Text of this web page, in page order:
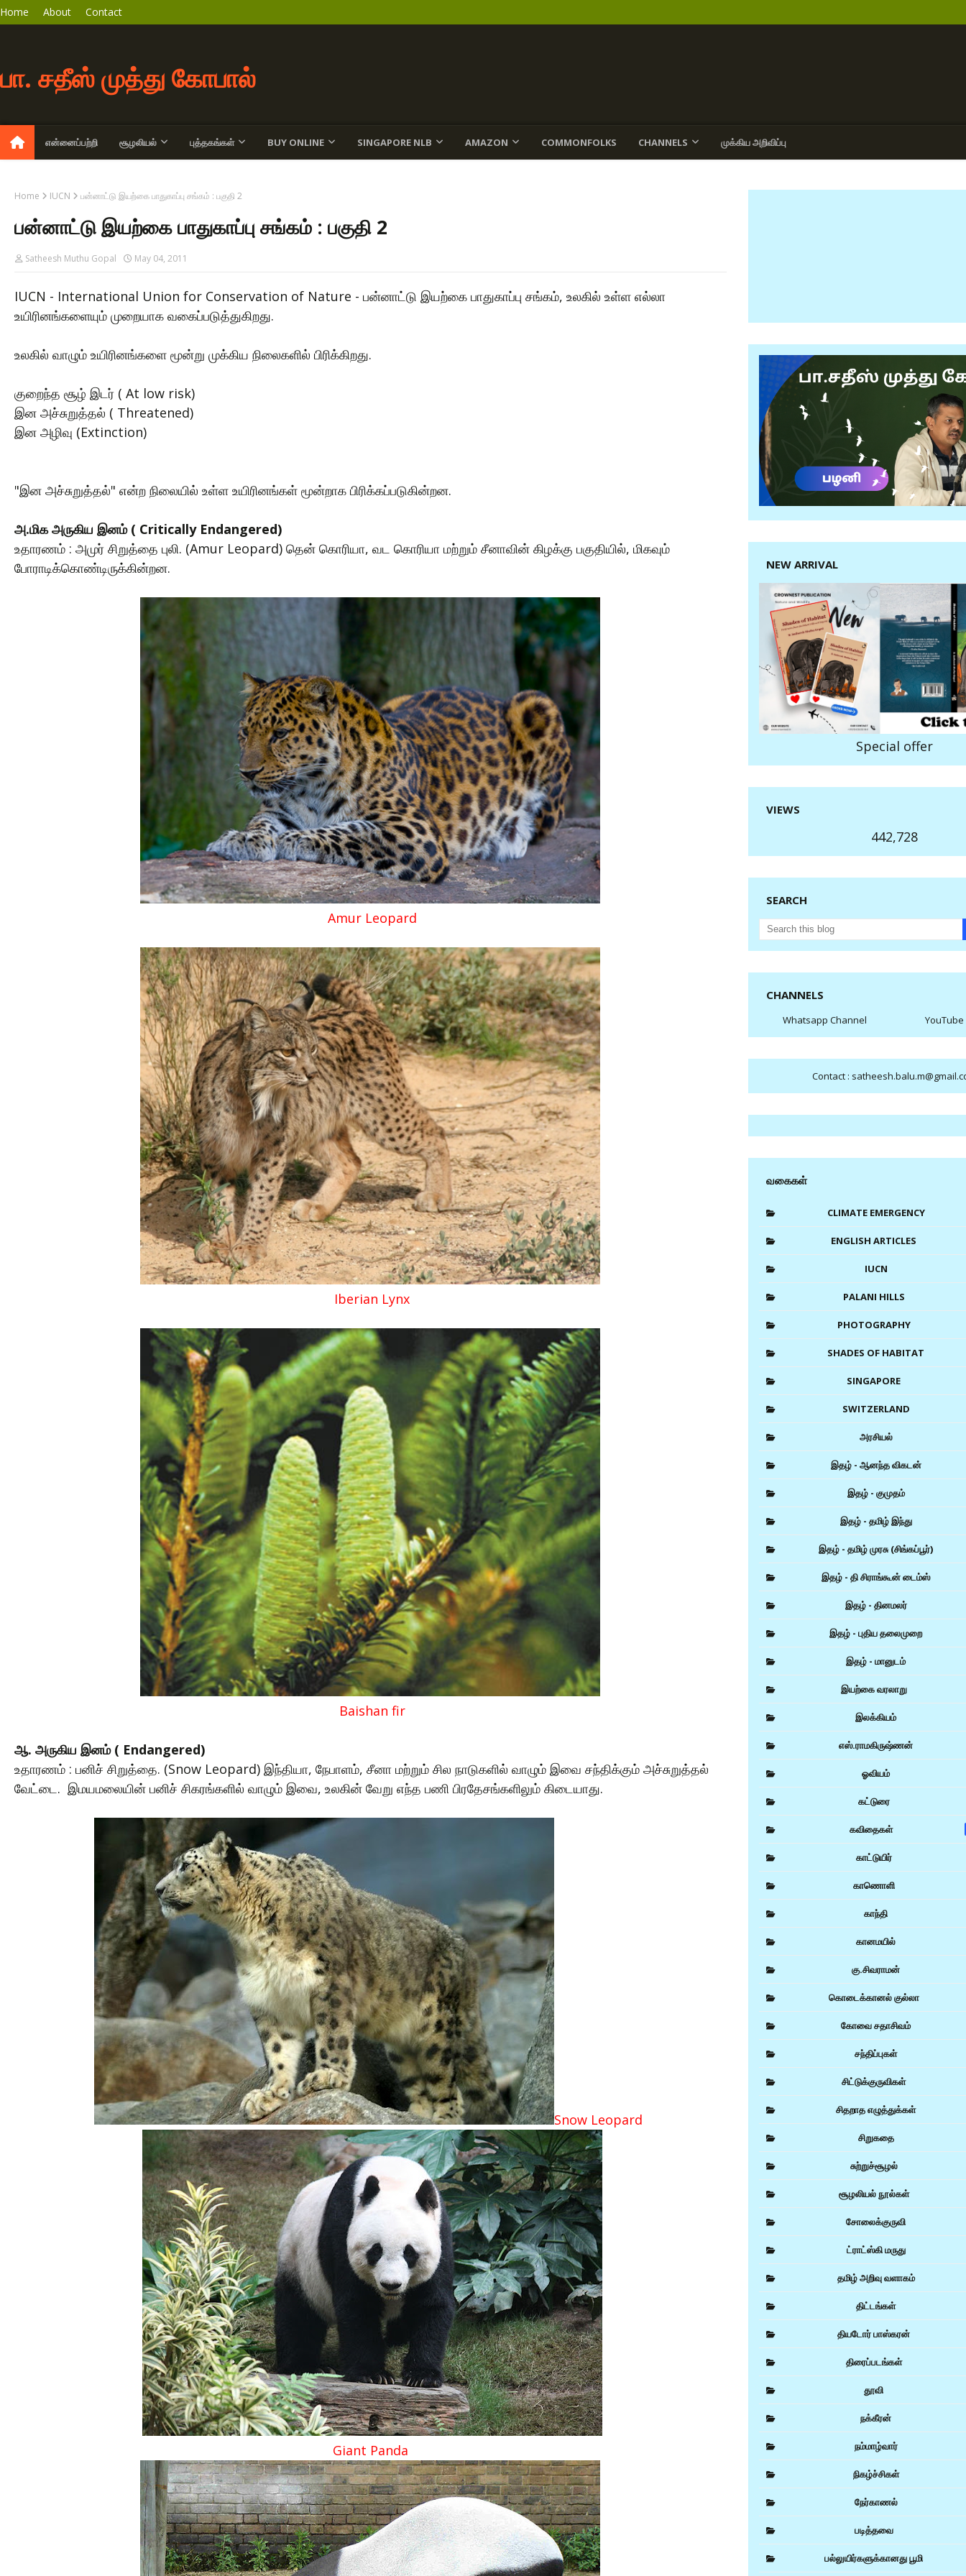
Home About Contact
பா. சதீஸ் முத்து கோபால்
என்னைப்பற்றி சூழலியல் புத்தகங்கள் BUY ONLINE SINGAPORE NLB AMAZON COMMONFOLKS CHANNELS முக்கிய அறிவிப்பு
Home IUCN பன்னாட்டு இயற்கை பாதுகாப்பு சங்கம் : பகுதி 2
பன்னாட்டு இயற்கை பாதுகாப்பு சங்கம் : பகுதி 2
Satheesh Muthu Gopal May 04, 2011
IUCN - International Union for Conservation of Nature - பன்னாட்டு இயற்கை பாதுகாப்பு சங்கம், உலகில் உள்ள எல்லா
உயிரினங்களையும் முறையாக வகைப்படுத்துகிறது.
உலகில் வாழும் உயிரினங்களை மூன்று முக்கிய நிலைகளில் பிரிக்கிறது.
குறைந்த சூழ் இடர் ( At low risk)
இன அச்சுறுத்தல் ( Threatened)
இன அழிவு (Extinction)
"இன அச்சுறுத்தல்" என்ற நிலையில் உள்ள உயிரினங்கள் மூன்றாக பிரிக்கப்படுகின்றன.
அ.மிக அருகிய இனம் ( Critically Endangered)
உதாரணம் : அமுர் சிறுத்தை புலி. (Amur Leopard) தென் கொரியா, வட கொரியா மற்றும் சீனாவின் கிழக்கு பகுதியில், மிகவும்
போராடிக்கொண்டிருக்கின்றன.
Amur Leopard
Iberian Lynx
Baishan fir
ஆ. அருகிய இனம் ( Endangered)
உதாரணம் : பனிச் சிறுத்தை. (Snow Leopard) இந்தியா, நேபாளம், சீனா மற்றும் சில நாடுகளில் வாழும் இவை சந்திக்கும் அச்சுறுத்தல்
வேட்டை. இமயமலையின் பனிச் சிகரங்களில் வாழும் இவை, உலகின் வேறு எந்த பணி பிரதேசங்களிலும் கிடையாது.
Snow Leopard
Giant Panda
NEW ARRIVAL
Special offer
VIEWS
442,728
SEARCH
CHANNELS
Whatsapp Channel
Contact :
வகைகள்
CLIMATE EMERGENCY
ENGLISH ARTICLES
IUCN
PALANI HILLS
PHOTOGRAPHY
SHADES OF HABITAT
SINGAPORE
SWITZERLAND
அரசியல்
இதழ் - ஆனந்த விகடன்
இதழ் - குமுதம்
இதழ் - தமிழ் இந்து
இதழ் - தமிழ் முரசு (சிங்கப்பூர்)
இதழ் - தி சிராங்கூன் டைம்ஸ்
இதழ் - தினமலர்
இதழ் - புதிய தலைமுறை
இதழ் - மானுடம்
இயற்கை வரலாறு
இலக்கியம்
எஸ்.ராமகிருஷ்ணன்
ஓவியம்
கட்டுரை
கவிதைகள்
காட்டுயிர்
காணொளி
காந்தி
கானமயில்
கு.சிவராமன்
கொடைக்கானல் குல்லா
கோவை சதாசிவம்
சந்திப்புகள்
சிட்டுக்குருவிகள்
சிதறாத எழுத்துக்கள்
சிறுகதை
சுற்றுச்சூழல்
சூழலியல் நூல்கள்
சோலைக்குருவி
ட்ராட்ஸ்கி மருது
தமிழ் அறிவு வளாகம்
திட்டங்கள்
தியடோர் பாஸ்கரன்
திரைப்படங்கள்
தூவி
நக்கீரன்
நம்மாழ்வார்
நிகழ்ச்சிகள்
நேர்காணல்
படித்தவை
பல்லுயிர்களுக்கானது பூமி